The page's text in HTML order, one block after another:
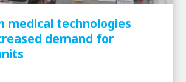
medical technologies
demand for